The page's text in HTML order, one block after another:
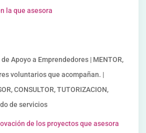
la que asesora
Apoyo a Emprendedores | MENTOR,
voluntarios que acompañan. |
CONSULTOR, TUTORIZACION,
de servicios
de los proyectos que asesora